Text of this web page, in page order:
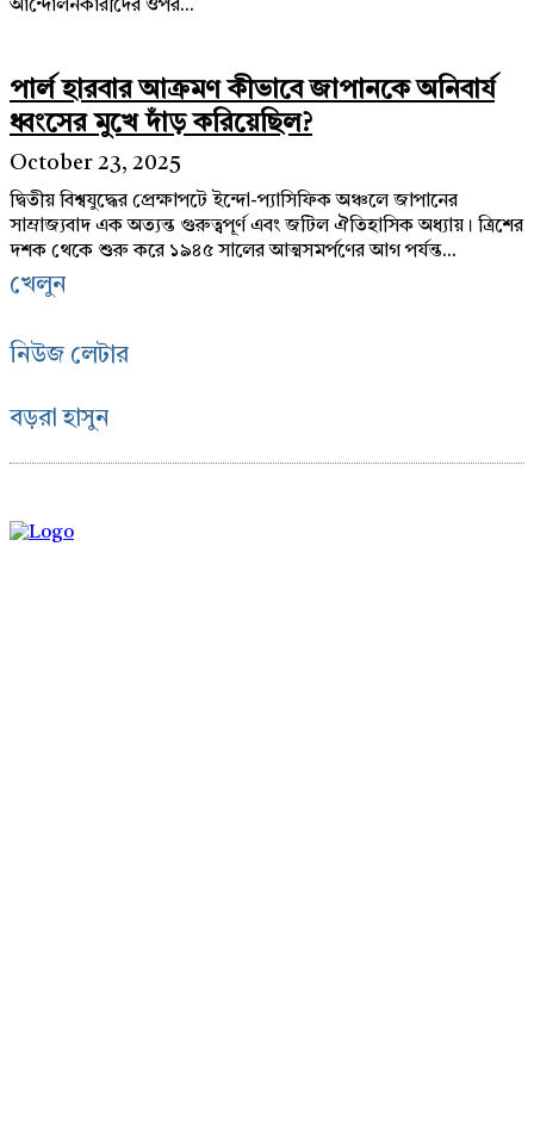
আন্দোলনকারীদের ওপর...
পার্ল হারবার আক্রমণ কীভাবে জাপানকে অনিবার্য
ধ্বংসের মুখে দাঁড় করিয়েছিল?
October 23, 2025
দ্বিতীয় বিশ্বযুদ্ধের প্রেক্ষাপটে ইন্দো-প্যাসিফিক অঞ্চলে জাপানের
সাম্রাজ্যবাদ এক অত্যন্ত গুরুত্বপূর্ণ এবং জটিল ঐতিহাসিক অধ্যায়। ত্রিশের
দশক থেকে শুরু করে ১৯৪৫ সালের আত্মসমর্পণের আগ পর্যন্ত...
খেলুন
নিউজ লেটার
বড়রা হাসুন